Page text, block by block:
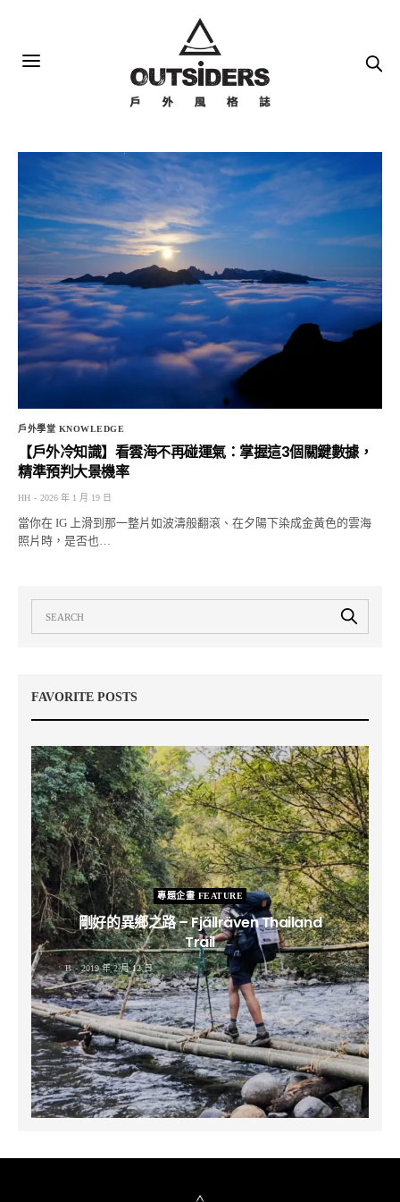
戶外學堂 KNOWLEDGE
【戶外冷知識】看雲海不再碰運氣：掌握這3個關鍵數據，
精準預判大景機率
HH 2026 年 1 月 19 日
當你在 IG 上滑到那一整片如波濤般翻滾、在夕陽下染成金黃色的雲海
照片時，是否也…
FAVORITE POSTS
專題企畫 FEATURE
剛好的異鄉之路 – Fjällräven Thailand
Trail
B 2019 年 2 月 12 日